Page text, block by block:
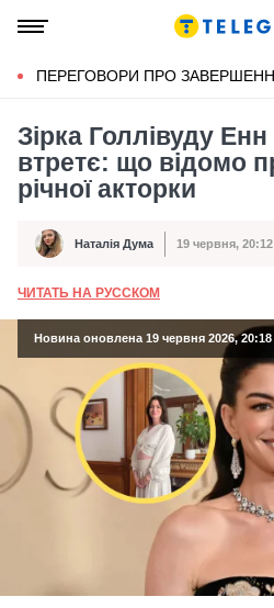
ПЕРЕГОВОРИ ПРО
Зірка Голлівуду Енн
втретє: що відомо
річної акторки
Автор Наталія Дума
Дата публікації 19 червня, 20:12
ЧИТАТЬ НА РУССКОМ
Новина оновлена 19 червня 2026, 20:18